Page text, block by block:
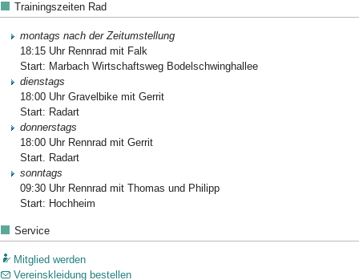
Trainingszeiten Rad
montags nach der Zeitumstellung
18:15 Uhr Rennrad mit Falk
Start: Marbach Wirtschaftsweg Bodelschwinghallee
dienstags
18:00 Uhr Gravelbike mit Gerrit
Start: Radart
donnerstags
18:00 Uhr Rennrad mit Gerrit
Start. Radart
sonntags
09:30 Uhr Rennrad mit Thomas und Philipp
Start: Hochheim
Service
Mitglied werden
Vereinskleidung bestellen